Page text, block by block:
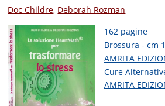
Doc Childre, Deborah Rozman
162 pagine
Brossura - cm
AMRITA
Cure
AMRITA